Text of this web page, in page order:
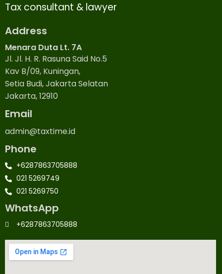
Tax consultant & lawyer
Address
Menara Duta Lt. 7A
Jl. Jl. H. R. Rasuna Said No.5
Kav B/09, Kuningan,
Setia Budi, Jakarta Selatan
Jakarta, 12910
Email
admin@taxtime.id
Phone
+6287863705888
021 5269749
021 5269750
WhatsApp
+6287863705888